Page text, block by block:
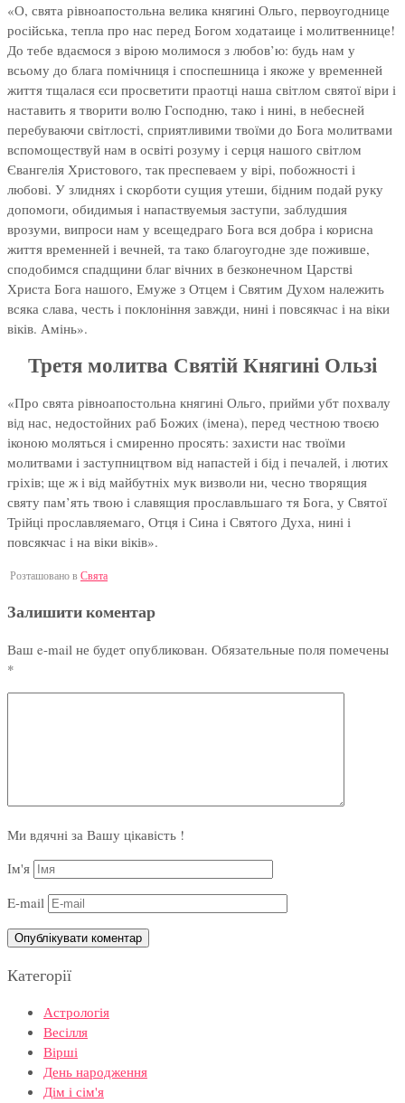
«О, свята рівноапостольна велика княгині Ольго, первоугоднице
російська, тепла про нас перед Богом ходатаице і молитвеннице!
До тебе вдаємося з вірою молимося з любов’ю: будь нам у
всьому до блага помічниця і споспешница і якоже у временней
життя тщалася єси просветити праотці наша світлом святої віри і
наставить я творити волю Господню, тако і нині, в небесней
перебуваючи світлості, сприятливими твоїми до Бога молитвами
вспомоществуй нам в освіті розуму і серця нашого світлом
Євангелія Христового, так преспеваем у вірі, побожності і
любові. У злиднях і скорботи сущия утеши, бідним подай руку
допомоги, обидимыя і напаствуемыя заступи, заблудшия
врозуми, випроси нам у всещедраго Бога вся добра і корисна
життя временней і вечней, та тако благоугодне зде поживше,
сподобимся спадщини благ вічних в безконечном Царстві
Христа Бога нашого, Емуже з Отцем і Святим Духом належить
всяка слава, честь і поклоніння завжди, нині і повсякчас і на віки
віків. Амінь».
Третя молитва Святій Княгині Ользі
«Про свята рівноапостольна княгині Ольго, прийми убт похвалу
від нас, недостойних раб Божих (імена), перед честною твоєю
іконою моляться і смиренно просять: захисти нас твоїми
молитвами і заступництвом від напастей і бід і печалей, і лютих
гріхів; ще ж і від майбутніх мук визволи ни, чесно творящия
святу пам’ять твою і славящия прославльшаго тя Бога, у Святої
Трійці прославляемаго, Отця і Сина і Святого Духа, нині і
повсякчас і на віки віків».
Розташовано в Свята
Залишити коментар
Ваш e-mail не будет опубликован. Обязательные поля помечены
*
Ми вдячні за Вашу цікавість !
Ім'я
E-mail
Категорії
Астрологія
Весілля
Вірші
День народження
Дім і сім'я